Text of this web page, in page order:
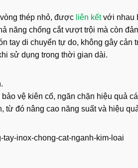
thép nhỏ, được liên kếtvới nhau
năng chống cắt vượt trội mà còn
tay di chuyển tự do, không gây cản
sử dụng trong thời gian dài.
vệ kiên cố, ngăn chặn hiệu quả
đó nâng cao năng suất và hiệu